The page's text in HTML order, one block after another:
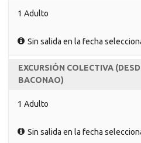
1 Adulto
Sin salida en la fecha
EXCURSIÓN COLECTIVA
BACONAO)
1 Adulto
Sin salida en la fecha